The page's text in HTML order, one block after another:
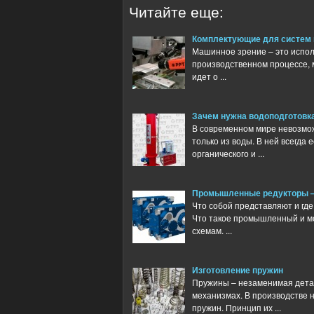
Читайте еще:
Комплектующие для систем
Машинное зрение – это
производственном процессе,
идет о ...
Зачем нужна
В современном мире
только из воды. В ней всегда
органического и ...
Промышленные редукторы
Что собой представляют и
Что такое промышленный и
схемам. ...
Изготовление пружин
Пружины – незаменимая
механизмах. В производстве
пружин. Принцип их ...